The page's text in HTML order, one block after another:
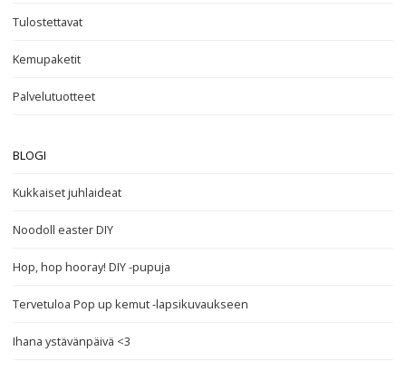
Tulostettavat
Kemupaketit
Palvelutuotteet
BLOGI
Kukkaiset juhlaideat
Noodoll easter DIY
Hop, hop hooray! DIY -pupuja
Tervetuloa Pop up kemut -lapsikuvaukseen
Ihana ystävänpäivä <3